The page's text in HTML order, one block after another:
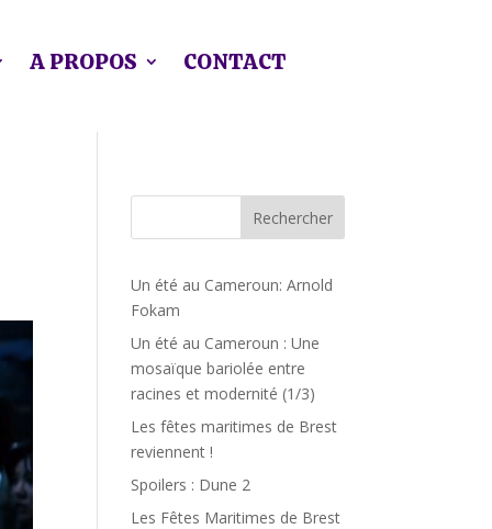
A PROPOS CONTACT
Rechercher
Un été au Cameroun: Arnold
Fokam
Un été au Cameroun : Une
mosaïque bariolée entre
racines et modernité (1/3)
Les fêtes maritimes de Brest
reviennent !
Spoilers : Dune 2
Les Fêtes Maritimes de Brest